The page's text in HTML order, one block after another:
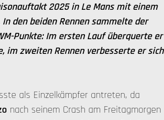
2025 in Le Mans mit einem
den beiden Rennen sammelte der
Punkte: Im ersten Lauf überquerte er
im zweiten Rennen verbesserte er sich
als Einzelkämpfer antreten, da
nach seinem Crash am Freitagmorgen